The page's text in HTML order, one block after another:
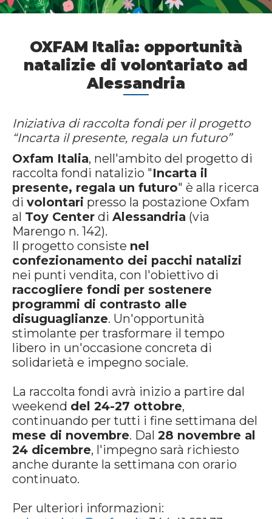
OXFAM Italia: opportunità
natalizie di volontariato ad
Alessandria
Iniziativa di raccolta fondi per il progetto
“Incarta il presente, regala un futuro”
Oxfam Italia, nell'ambito del progetto di
raccolta fondi natalizio "Incarta il
presente, regala un futuro" è alla ricerca
di volontari presso la postazione Oxfam
al Toy Center di Alessandria (via
Marengo n. 142).
Il progetto consiste nel
confezionamento dei pacchi natalizi
nei punti vendita, con l'obiettivo di
raccogliere fondi per sostenere
programmi di contrasto alle
disuguaglianze. Un'opportunità
stimolante per trasformare il tempo
libero in un'occasione concreta di
solidarietà e impegno sociale.
La raccolta fondi avrà inizio a partire dal
weekend del 24-27 ottobre,
continuando per tutti i fine settimana del
mese di novembre. Dal 28 novembre al
24 dicembre, l'impegno sarà richiesto
anche durante la settimana con orario
continuato.
Per ulteriori informazioni: